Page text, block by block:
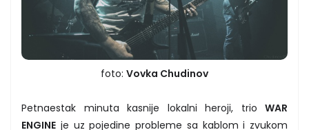
foto: Vovka Chudinov
Petnaestak minuta kasnije lokalni heroji, trio WAR
ENGINE je uz pojedine probleme sa kablom i zvukom